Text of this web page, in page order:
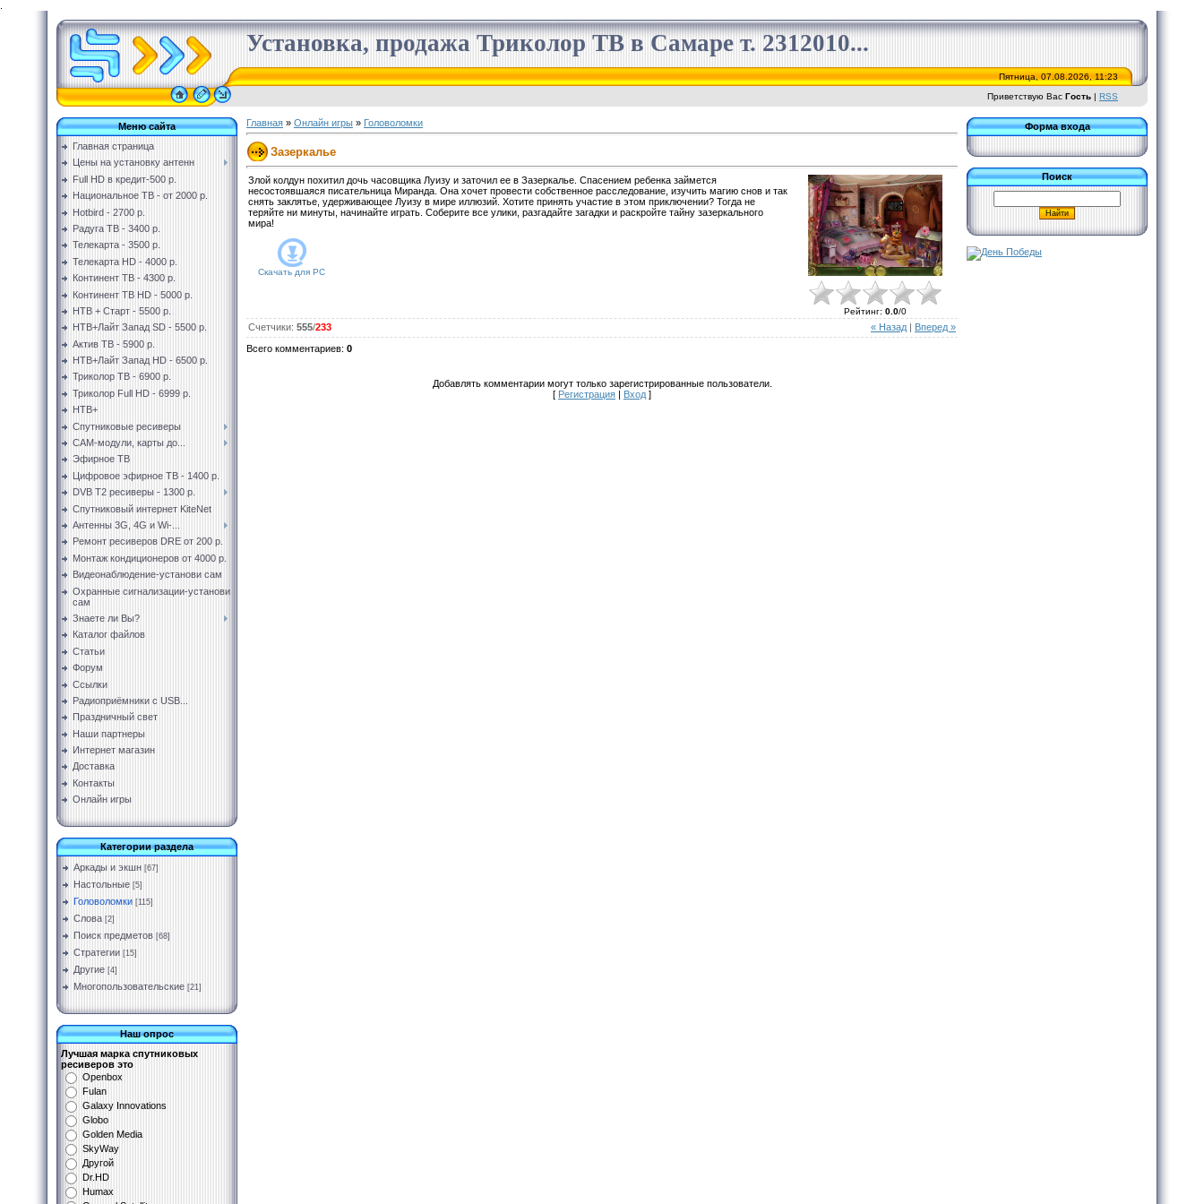
Установка, продажа Триколор ТВ в Самаре т. 2312010...
Пятница, 07.08.2026, 11:23
Приветствую Вас Гость | RSS
Меню сайта
Главная страница
Цены на установку антенн
Full HD в кредит-500 р.
Национальное ТВ - от 2000 р.
Hotbird - 2700 р.
Радуга ТВ - 3400 р.
Телекарта - 3500 р.
Телекарта HD - 4000 р.
Континент ТВ - 4300 р.
Континент ТВ HD - 5000 р.
НТВ + Старт - 5500 р.
НТВ+Лайт Запад SD - 5500 р.
Актив ТВ - 5900 р.
НТВ+Лайт Запад HD - 6500 р.
Триколор ТВ - 6900 р.
Триколор Full HD - 6999 р.
НТВ+
Спутниковые ресиверы
CAM-модули, карты до...
Эфирное ТВ
Цифровое эфирное ТВ - 1400 р.
DVB T2 ресиверы - 1300 р.
Спутниковый интернет KiteNet
Антенны 3G, 4G и Wi-...
Ремонт ресиверов DRE от 200 р.
Монтаж кондиционеров от 4000 р.
Видеонаблюдение-установи сам
Охранные сигнализации-установи
сам
Знаете ли Вы?
Каталог файлов
Статьи
Форум
Ссылки
Радиоприёмники с USB...
Праздничный свет
Наши партнеры
Интернет магазин
Доставка
Контакты
Онлайн игры
Категории раздела
Аркады и экшн [67]
Настольные [5]
Головоломки [115]
Слова [2]
Поиск предметов [68]
Стратегии [15]
Другие [4]
Многопользовательские [21]
Наш опрос
Лучшая марка спутниковых
ресиверов это
Openbox
Fulan
Galaxy Innovations
Globo
Golden Media
SkyWay
Другой
Dr.HD
Humax
Главная » Онлайн игры » Головоломки
Зазеркалье
Злой колдун похитил дочь часовщика Луизу и заточил ее в Зазеркалье. Спасением ребенка займется
несостоявшаяся писательница Миранда. Она хочет провести собственное расследование, изучить магию снов и так
снять заклятье, удерживающее Луизу в мире иллюзий. Хотите принять участие в этом приключении? Тогда не
теряйте ни минуты, начинайте играть. Соберите все улики, разгадайте загадки и раскройте тайну зазеркального
мира!
Скачать для PC
Рейтинг: 0.0/0
« Назад Вперед »
Счетчики: 555/233
Всего комментариев: 0
Добавлять комментарии могут только зарегистрированные пользователи.
[ Регистрация Вход ]
Форма входа
Поиск